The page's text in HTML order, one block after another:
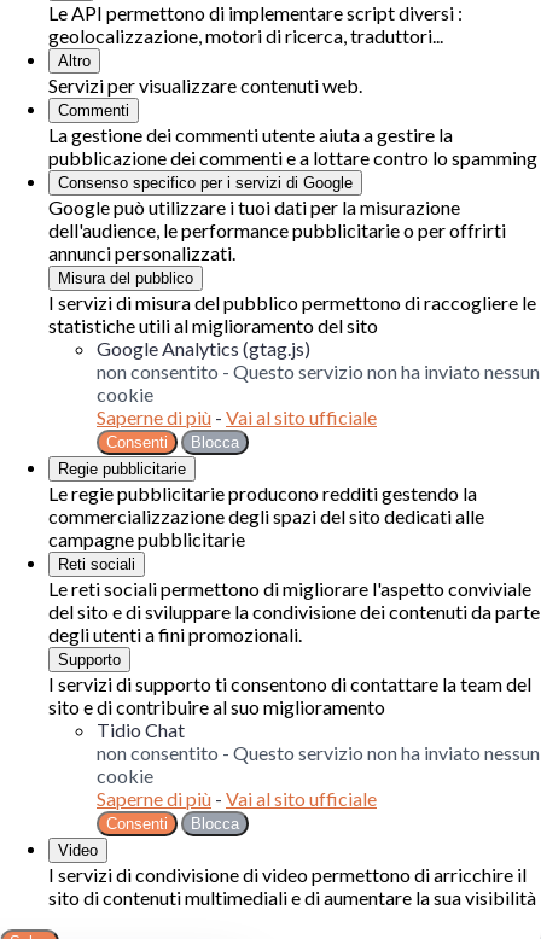
Le API permettono di implementare script diversi :
geolocalizzazione, motori di ricerca, traduttori...
Altro
Servizi per visualizzare contenuti web.
Commenti
La gestione dei commenti utente aiuta a gestire la
pubblicazione dei commenti e a lottare contro lo spamming
Consenso specifico per i servizi di Google
Google può utilizzare i tuoi dati per la misurazione
dell'audience, le performance pubblicitarie o per offrirti
annunci personalizzati.
Misura del pubblico
I servizi di misura del pubblico permettono di raccogliere le
statistiche utili al miglioramento del sito
Google Analytics (gtag.js)
non consentito - Questo servizio non ha inviato nessun
cookie
Saperne di più - Vai al sito ufficiale
Consenti
Blocca
Regie pubblicitarie
Le regie pubblicitarie producono redditi gestendo la
commercializzazione degli spazi del sito dedicati alle
campagne pubblicitarie
Reti sociali
Le reti sociali permettono di migliorare l'aspetto conviviale
del sito e di sviluppare la condivisione dei contenuti da parte
degli utenti a fini promozionali.
Supporto
I servizi di supporto ti consentono di contattare la team del
sito e di contribuire al suo miglioramento
Tidio Chat
non consentito - Questo servizio non ha inviato nessun
cookie
Saperne di più - Vai al sito ufficiale
Consenti
Blocca
Video
I servizi di condivisione di video permettono di arricchire il
sito di contenuti multimediali e di aumentare la sua visibilità